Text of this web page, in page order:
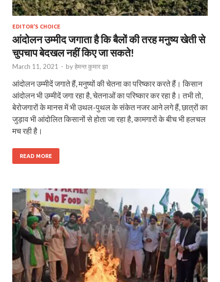
EDITOR'S CHOICE
आंदोलन उम्मीद जगाता है कि बैलों की तरह मनुष्य खेती से
चुपचाप बेदखल नहीं किए जा सकते!
March 11, 2021 - byहेमन्त कुमार झा
आंदोलन उम्मीदें जगाते हैं, मनुष्यों की चेतना का परिष्कार करते हैं। किसान
आंदोलन भी उम्मीदें जगा रहा है, चेतनाओं का परिष्कार कर रहा है। तभी तो,
बेरोजगारों के मानस में भी उथल-पुथल के संकेत नजर आने लगे हैं, छात्रों का
जुड़ाव भी आंदोलित किसानों से होता जा रहा है, कामगारों के बीच भी हलचल
मच रही है।
READ MORE